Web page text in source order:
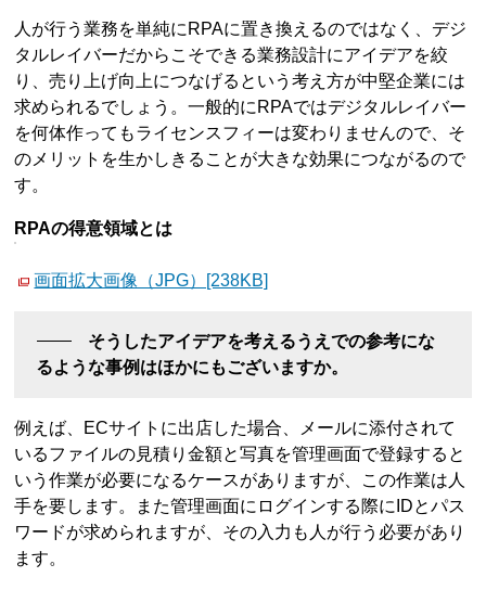
人が行う業務を単純にRPAに置き換えるのではなく、デジ
タルレイバーだからこそできる業務設計にアイデアを絞
り、売り上げ向上につなげるという考え方が中堅企業には
求められるでしょう。一般的にRPAではデジタルレイバー
を何体作ってもライセンスフィーは変わりませんので、そ
のメリットを生かしきることが大きな効果につながるので
す。
RPAの得意領域とは
画面拡大画像（JPG）[238KB]
そうしたアイデアを考えるうえでの参考にな
るような事例はほかにもございますか。
例えば、ECサイトに出店した場合、メールに添付されて
いるファイルの見積り金額と写真を管理画面で登録すると
いう作業が必要になるケースがありますが、この作業は人
手を要します。また管理画面にログインする際にIDとパス
ワードが求められますが、その入力も人が行う必要があり
ます。